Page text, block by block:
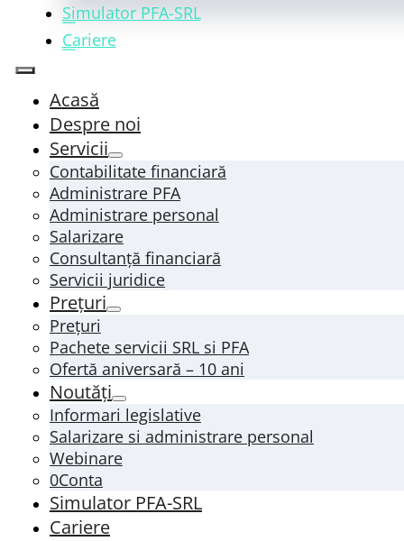
Simulator PFA-SRL
Cariere
Acasă
Despre noi
Servicii
Contabilitate financiară
Administrare PFA
Administrare personal
Salarizare
Consultanță financiară
Servicii juridice
Prețuri
Prețuri
Pachete servicii SRL si PFA
Ofertă aniversară – 10 ani
Noutăți
Informari legislative
Salarizare si administrare personal
Webinare
0Conta
Simulator PFA-SRL
Cariere